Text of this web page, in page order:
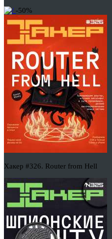
-50%
Хакер #326. Router from Hell